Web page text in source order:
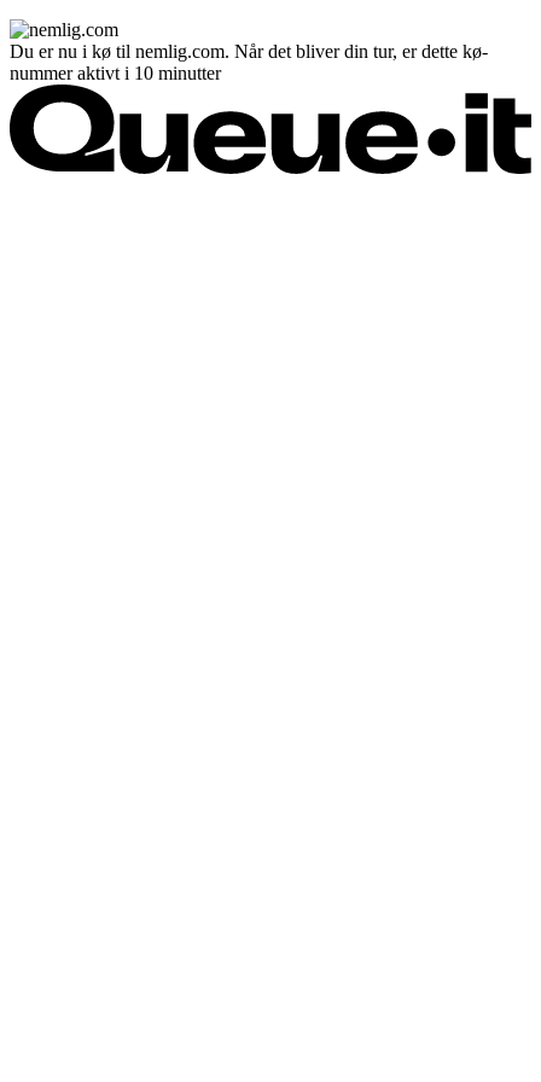
Du er nu i kø til nemlig.com. Når det bliver din tur, er dette kø-
nummer aktivt i 10 minutter